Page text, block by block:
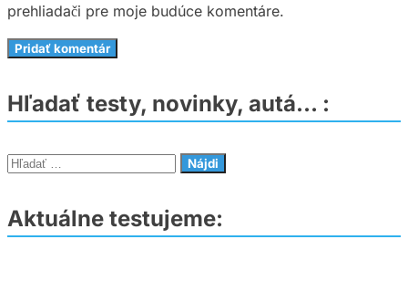
prehliadači pre moje budúce komentáre.
Hľadať testy, novinky, autá… :
Hľadať:
Aktuálne testujeme: